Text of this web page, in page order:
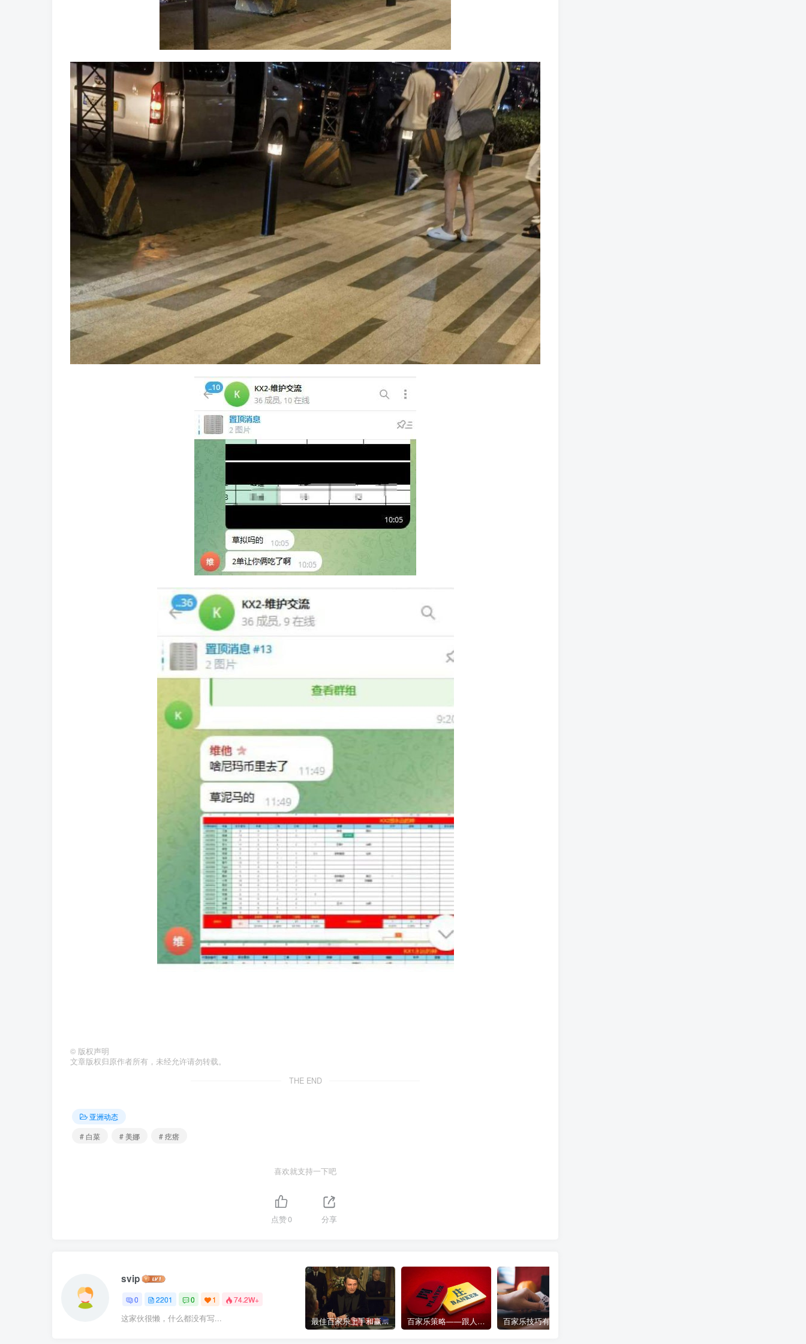
© 版权声明
文章版权归原作者所有，未经允许请勿转载。
THE END
亚洲动态
# 白菜
# 美娜 # 疙瘩
喜欢就支持一下吧
点赞0 分享
svip
0 2201 0 1 74.2W+
这家伙很懒，什么都没有写... 最佳百家乐上手和赢钱指南 – 终极版 百家乐策略——跟人胜过跟路